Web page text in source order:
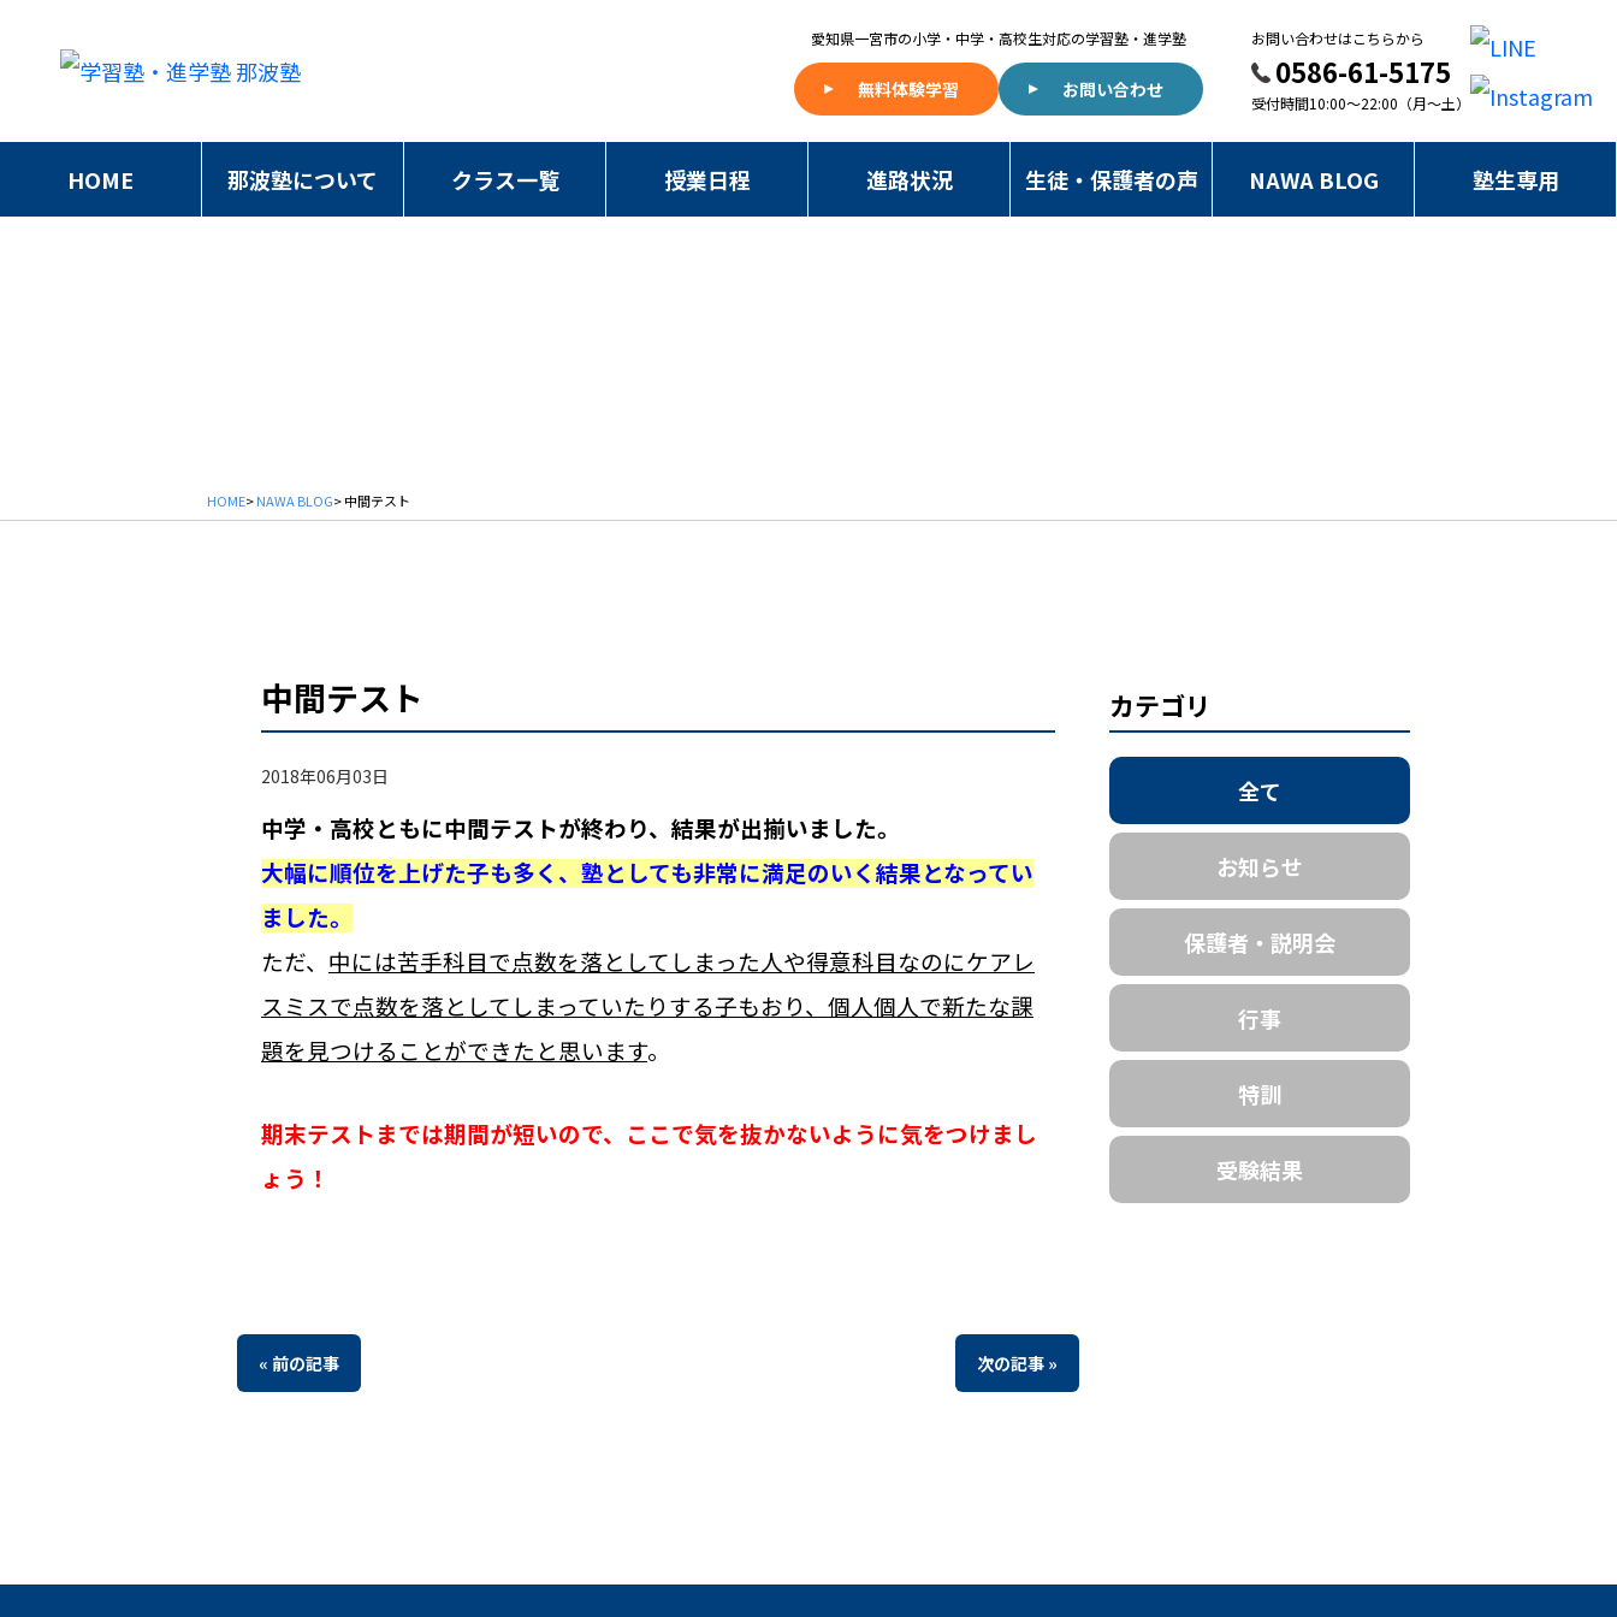
愛知県一宮市の小学・中学・高校生対応の学習塾・進学塾
無料体験学習 お問い合わせ
お問い合わせはこちらから
0586-61-5175
受付時間10:00～22:00（月～土）
HOME 那波塾について クラス一覧 授業日程 進路状況 生徒・保護者の声 NAWA BLOG 塾生専用
HOME>NAWA BLOG> 中間テスト
中間テスト
2018年06月03日
中学・高校ともに中間テストが終わり、結果が出揃いました。
大幅に順位を上げた子も多く、塾としても非常に満足のいく結果となってい
ました。
ただ、 中には苦手科目で点数を落としてしまった人や得意科目なのにケアレ
スミスで点数を落としてしまっていたりする子もおり、個人個人で新たな課
題を見つけることができたと思います。
期末テストまでは期間が短いので、ここで気を抜かないように気をつけまし
ょう！
« 前の記事 次の記事 »
カテゴリ
全て
お知らせ
保護者・説明会
行事
特訓
受験結果